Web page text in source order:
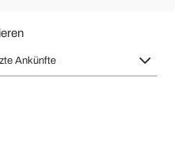
Ankünfte